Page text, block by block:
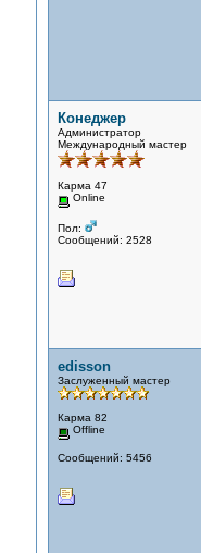
Конеджер
Администратор
Международный мастер
Карма 47
Online
Пол:
Сообщений: 2528
edisson
Заслуженный мастер
Карма 82
Offline
Сообщений: 5456